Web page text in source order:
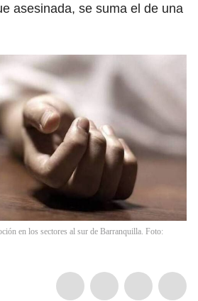
asesinada, se suma el de una
en los sectores al sur de Barranquilla. Foto: